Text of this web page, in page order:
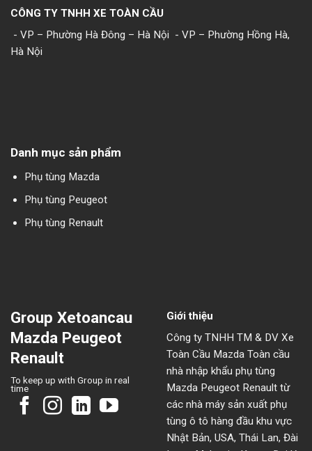
CÔNG TY TNHH XE TOÀN CẦU
- VP – Phường Hà Đông – Hà Nội - VP – Phường Hồng Hà,
Hà Nội
Danh mục sản phẩm
Phụ tùng Mazda
Phụ tùng Peugeot
Phụ tùng Renault
Group Xetoancau
Mazda Peugeot
Renault
To keep up with Group in real
time
Giới thiệu
Công ty TNHH TM & DV Xe
Toàn Cầu Mazda Toàn cầu
nhà nhập khẩu phụ tùng
Mazda Peugeot Renault từ
các nhà máy sản xuất phụ
tùng ô tô hàng đầu khu vực
Nhật Bản, USA, Thái Lan, Đài